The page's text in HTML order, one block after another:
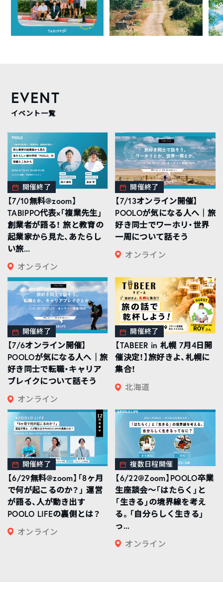
EVENT
イベント一覧
開催終了
【7/10無料@zoom】
TABIPPO代表×「複業先生」
創業者が語る！ 旅と教育の
起業家から見た、あたらし
い旅...
オンライン
開催終了
【7/13オンライン開催】
POOLOが気になる人へ｜旅
好き同士でワーホリ・世界
一周について話そう
オンライン
開催終了
【7/6オンライン開催】
POOLOが気になる人へ｜旅
好き同士で転職・キャリア
ブレイクについて話そう
オンライン
開催終了
【TABEER in 札幌 7月4日開
催決定！】旅好きよ、札幌に
集合！
北海道
開催終了
【6/29無料@zoom】「8ヶ月
で何が起こるのか？」 運営
が語る、人が動き出す
POOLO LIFEの裏側とは？
オンライン
複数日程開催
【6/22@Zoom】POOLO卒業
生座談会〜「はたらく」と
「生きる」の境界線を考え
る。「自分らしく生きる」
っ...
オンライン